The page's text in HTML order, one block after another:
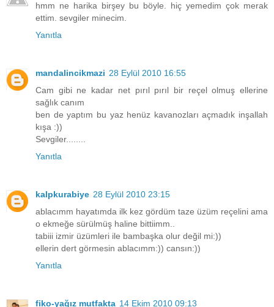
hmm ne harika birşey bu böyle. hiç yemedim çok merak
ettim. sevgiler minecim.
Yanıtla
mandalincikmazi 28 Eylül 2010 16:55
Cam gibi ne kadar net pırıl pırıl bir reçel olmuş ellerine
sağlık canım
ben de yaptım bu yaz henüz kavanozları açmadık inşallah
kışa :))
Sevgiler........
Yanıtla
kalpkurabiye 28 Eylül 2010 23:15
ablacımm hayatımda ilk kez gördüm taze üzüm reçelini ama
o ekmeğe sürülmüş haline bittiimm..
tabiii izmir üzümleri ile bambaşka olur değil mi:))
ellerin dert görmesin ablacımm:)) cansın:))
Yanıtla
fiko-yağız mutfakta 14 Ekim 2010 09:13